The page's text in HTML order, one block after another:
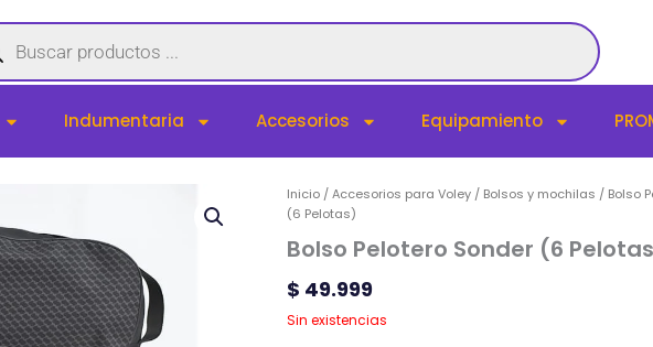
Indumentaria Accesorios Equipamiento
Inicio /Accesorios para Voley / Bolsos y mochilas / Bolso
(6 Pelotas)
Bolso Pelotero Sonder (6
$ 49.999
Sin existencias